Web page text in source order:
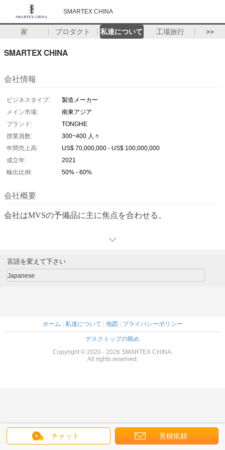
SMARTEX CHINA
家 プロダクト 私達について 工場旅行 >>
SMARTEX CHINA
会社情報
ビジネスタイプ:
製造メーカー
メイン市場:
南東アジア
ブランド:
TONGHE
授業員数:
300~400 人々
年間売上高:
US$ 70,000,000 - US$ 100,000,000
成立年:
2021
輸出比例:
50% - 60%
会社概要
会社はMVSの予備品に主に焦点を合わせる。
チャット 見積依頼
言語を変えて下さい
Japanese
ホーム | 私達について | 地図 | プライバシーポリシー
デスクトップの眺め
Copyright © 2020 - 2026 SMARTEX CHINA.
All rights reserved.